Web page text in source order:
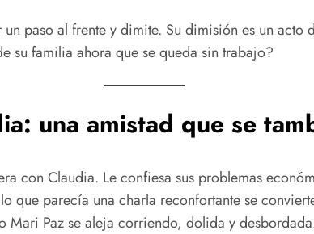
paso al frente y dimite. Su dimisión es un acto
su familia ahora que se queda sin trabajo?
una amistad que se
con Claudia. Le confiesa sus problemas
que parecía una charla reconfortante se
Mari Paz se aleja corriendo, dolida y